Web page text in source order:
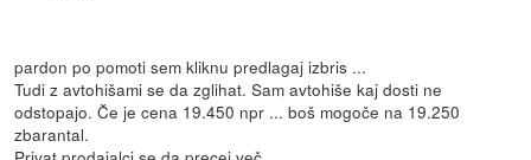
pardon po pomoti sem kliknu predlagaj izbris ...
Tudi z avtohišami se da zglihat. Sam avtohiše kaj dosti ne
odstopajo. Če je cena 19.450 npr ... boš mogoče na 19.250
zbarantal.